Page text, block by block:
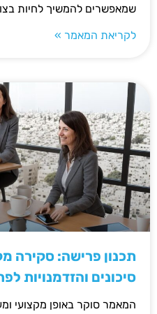
שמאפשרים להמשיך לחיות
לקריאת המאמר »
תכנון פרישה: סקירה
סיכונים והזדמנויות
המאמר סוקר באופן מקצועי